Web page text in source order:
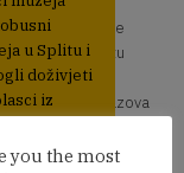
u Splitu i
doživjeti
iz
i priča koje se
ambijentu
od
antičkog izazova
u Saloni nije
you the most